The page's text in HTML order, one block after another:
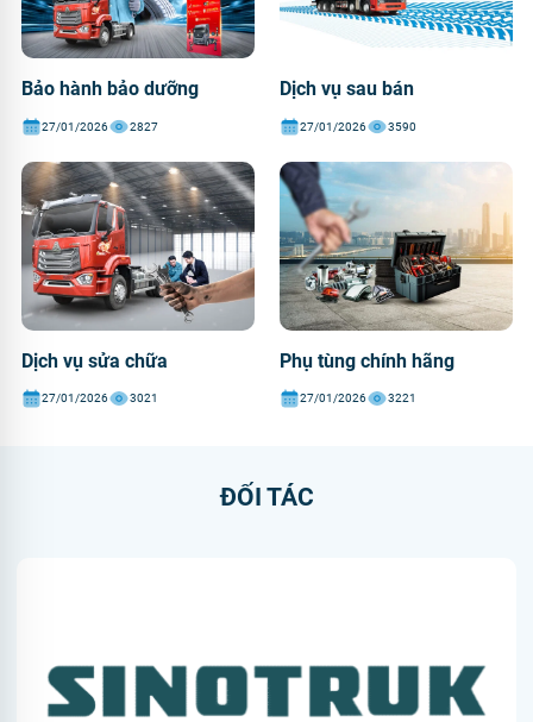
Bảo hành bảo dưỡng
27/01/2026 2827
Dịch vụ sau bán
27/01/2026 3590
Dịch vụ sửa chữa
27/01/2026 3021
Phụ tùng chính hãng
27/01/2026 3221
ĐỐI TÁC